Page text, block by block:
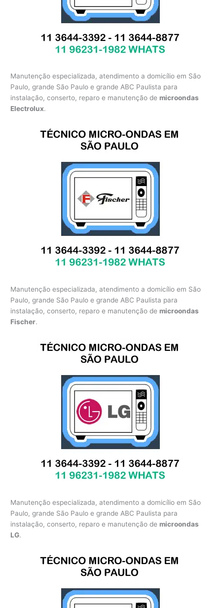
Manutenção especializada, atendimento a domicílio em São
Paulo, grande São Paulo e grande ABC Paulista para
instalação, conserto, reparo e manutenção de microondas
Electrolux.
Manutenção especializada, atendimento a domicílio em São
Paulo, grande São Paulo e grande ABC Paulista para
instalação, conserto, reparo e manutenção de microondas
Fischer.
Manutenção especializada, atendimento a domicílio em São
Paulo, grande São Paulo e grande ABC Paulista para
instalação, conserto, reparo e manutenção de microondas
LG.